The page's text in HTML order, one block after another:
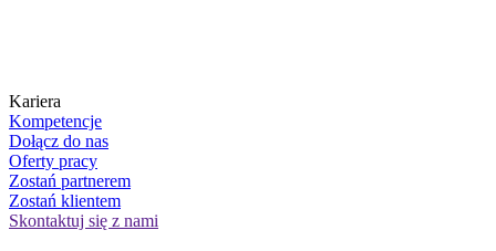
Kariera
Kompetencje
Dołącz do nas
Oferty pracy
Zostań partnerem
Zostań klientem
Skontaktuj się z nami